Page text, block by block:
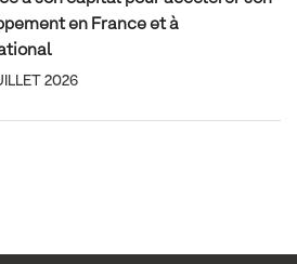
en France et à
2026